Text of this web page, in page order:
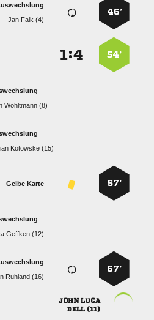
46’
  
54’
:
 
 
57’
Gelbe Karte
 
67’
 
 
 